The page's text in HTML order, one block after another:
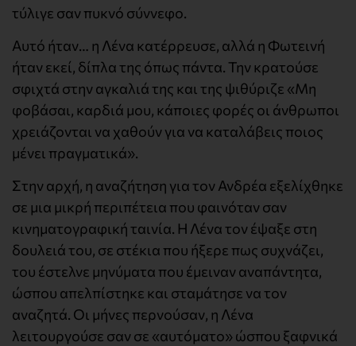
τύλιγε σαν πυκνό σύννεφο.
Αυτό ήταν… η Λένα κατέρρευσε, αλλά η Φωτεινή
ήταν εκεί, δίπλα της όπως πάντα. Την κρατούσε
σφιχτά στην αγκαλιά της και της ψιθύριζε «Μη
φοβάσαι, καρδιά μου, κάποιες φορές οι άνθρωποι
χρειάζονται να χαθούν για να καταλάβεις ποιος
μένει πραγματικά».
Στην αρχή, η αναζήτηση για τον Ανδρέα εξελίχθηκε
σε μια μικρή περιπέτεια που φαινόταν σαν
κινηματογραφική ταινία. Η Λένα τον έψαξε στη
δουλειά του, σε στέκια που ήξερε πως συχνάζει,
του έστελνε μηνύματα που έμειναν αναπάντητα,
ώσπου απελπίστηκε και σταμάτησε να τον
αναζητά. Οι μήνες περνούσαν, η Λένα
λειτουργούσε σαν σε «αυτόματο» ώσπου ξαφνικά